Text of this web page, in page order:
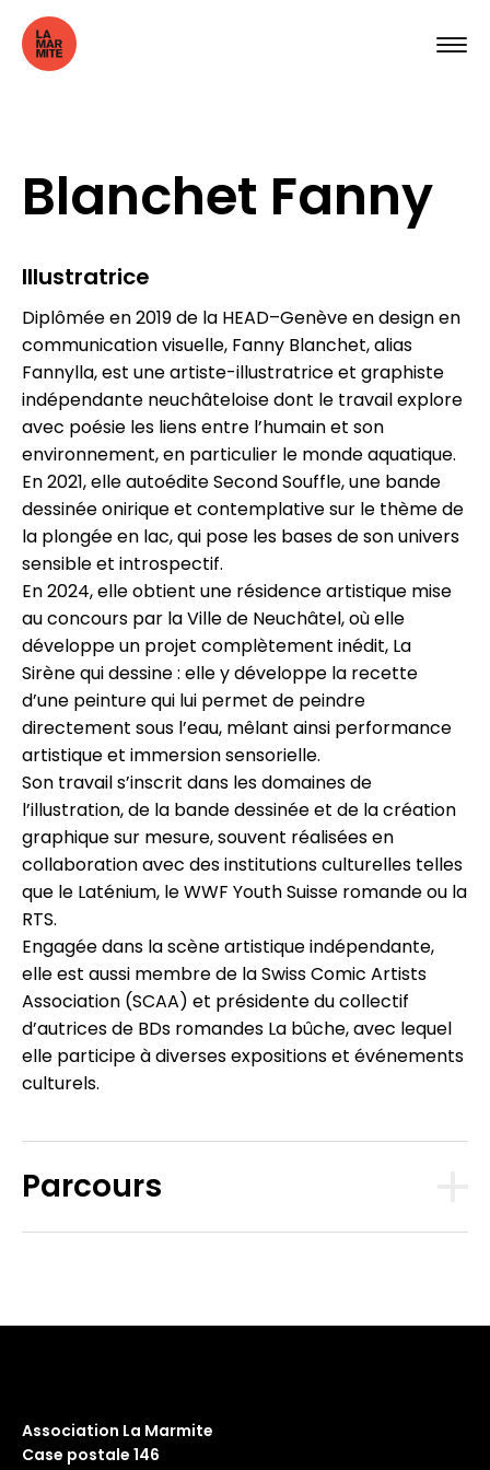
Blanchet Fanny
Illustratrice
Diplômée en 2019 de la HEAD–Genève en design en
communication visuelle, Fanny Blanchet, alias
Fannylla, est une artiste-illustratrice et graphiste
indépendante neuchâteloise dont le travail explore
avec poésie les liens entre l’humain et son
environnement, en particulier le monde aquatique.
En 2021, elle autoédite Second Souffle, une bande
dessinée onirique et contemplative sur le thème de
la plongée en lac, qui pose les bases de son univers
sensible et introspectif.
En 2024, elle obtient une résidence artistique mise
au concours par la Ville de Neuchâtel, où elle
développe un projet complètement inédit, La
Sirène qui dessine : elle y développe la recette
d’une peinture qui lui permet de peindre
directement sous l’eau, mêlant ainsi performance
artistique et immersion sensorielle.
Son travail s’inscrit dans les domaines de
l’illustration, de la bande dessinée et de la création
graphique sur mesure, souvent réalisées en
collaboration avec des institutions culturelles telles
que le Laténium, le WWF Youth Suisse romande ou la
RTS.
Engagée dans la scène artistique indépendante,
elle est aussi membre de la Swiss Comic Artists
Association (SCAA) et présidente du collectif
d’autrices de BDs romandes La bûche, avec lequel
elle participe à diverses expositions et événements
culturels.
Parcours
Association La Marmite
Case postale 146